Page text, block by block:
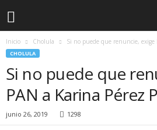
Inicio Cholula Si no puede que renuncie, exige
CHOLULA
Si no puede que
PAN a Karina Pérez
junio 26, 2019 1298